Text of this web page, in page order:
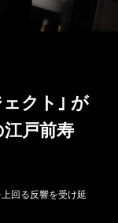
クト｣ が
戸前寿
回る反響を受け延